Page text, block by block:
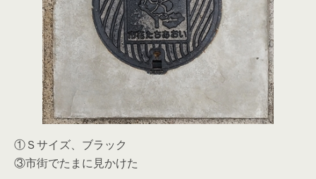
①Ｓサイズ、ブラック
③市街でたまに見かけた